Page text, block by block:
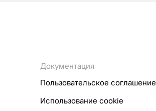
Документация
Пользовательское соглашение
Использование cookie